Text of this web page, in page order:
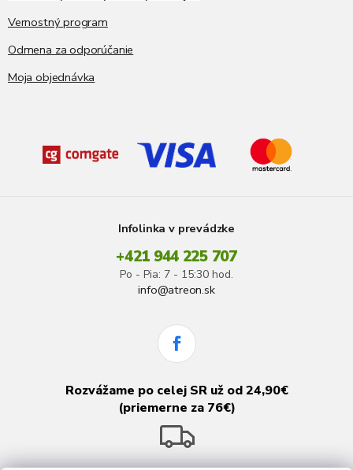
Vernostný program
Odmena za odporúčanie
Moja objednávka
Infolinka v prevádzke
+421 944 225 707
Po - Pia: 7 - 15:30 hod.
info@atreon.sk
Rozvážame po celej SR už od 24,90€
(priemerne za 76€)